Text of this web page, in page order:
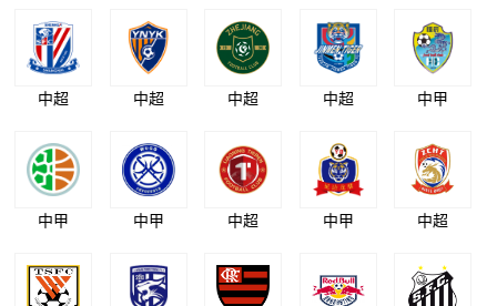
中超 中超 中超 中超 中甲
中甲 中甲 中超 中甲 中超